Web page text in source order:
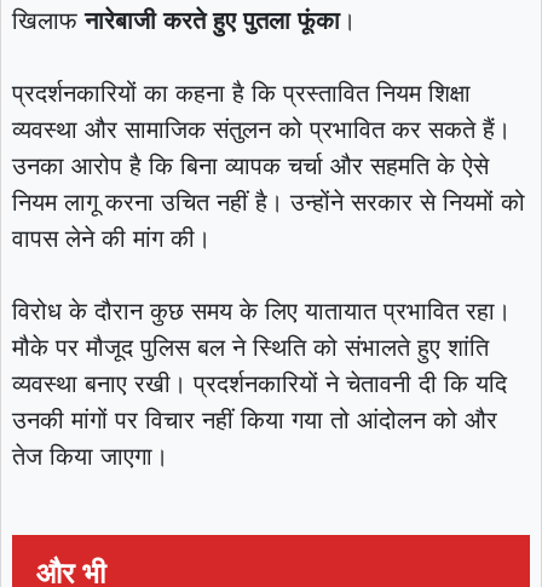
खिलाफनारेबाजी करते हुए पुतला फूंका।
प्रदर्शनकारियों का कहना है कि प्रस्तावित नियम शिक्षा
व्यवस्था और सामाजिक संतुलन को प्रभावित कर सकते हैं।
उनका आरोप है कि बिना व्यापक चर्चा और सहमति के ऐसे
नियम लागू करना उचित नहीं है। उन्होंने सरकार से नियमों को
वापस लेने की मांग की।
विरोध के दौरान कुछ समय के लिए यातायात प्रभावित रहा।
मौके पर मौजूद पुलिस बल ने स्थिति को संभालते हुए शांति
व्यवस्था बनाए रखी। प्रदर्शनकारियों ने चेतावनी दी कि यदि
उनकी मांगों पर विचार नहीं किया गया तो आंदोलन को और
तेज किया जाएगा।
और भी